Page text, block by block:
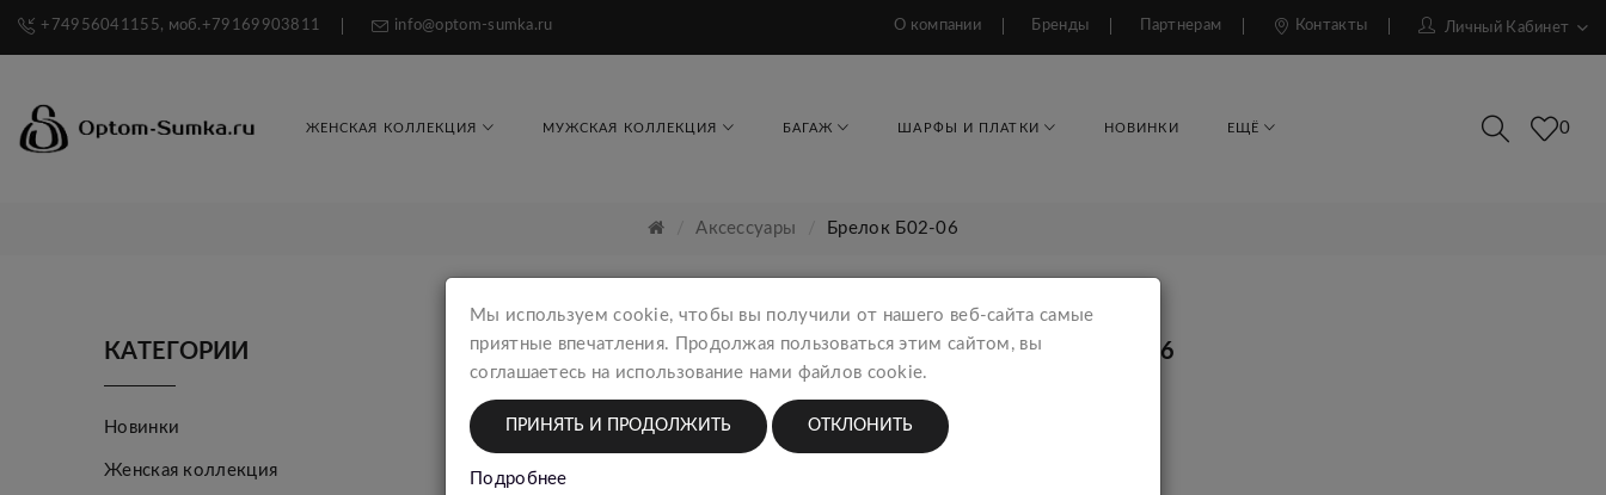
+74956041155, моб.+79169903811 info@optom-sumka.ru О компании Бренды Партнерам Контакты Личный Кабинет
ЖЕНСКАЯ КОЛЛЕКЦИЯ МУЖСКАЯ КОЛЛЕКЦИЯ БАГАЖ ШАРФЫ И ПЛАТКИ НОВИНКИ ЕЩЁ 0
Аксессуары Брелок Б02-06
КАТЕГОРИИ
Новинки
Женская коллекция
Брелок Б02-06
Мы используем cookie, чтобы вы получили от нашего веб-сайта самые
приятные впечатления. Продолжая пользоваться этим сайтом, вы
соглашаетесь на использование нами файлов cookie.
ПРИНЯТЬ И ПРОДОЛЖИТЬ ОТКЛОНИТЬ
Подробнее